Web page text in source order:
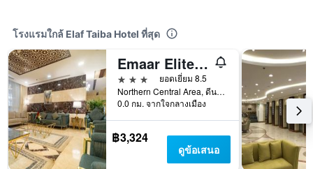
โรงแรมใกล้ Elaf Taiba Hotel ที่สุด
Emaar Elite Al Madina Hotel
3 ดาว
ยอดเยี่ยม 8.5
Northern Central Area, ดีนะห์, ซาอุดิอาระเบีย
0.0 กม. จากใจกลางเมือง
฿3,324
ดูข้อเสนอ